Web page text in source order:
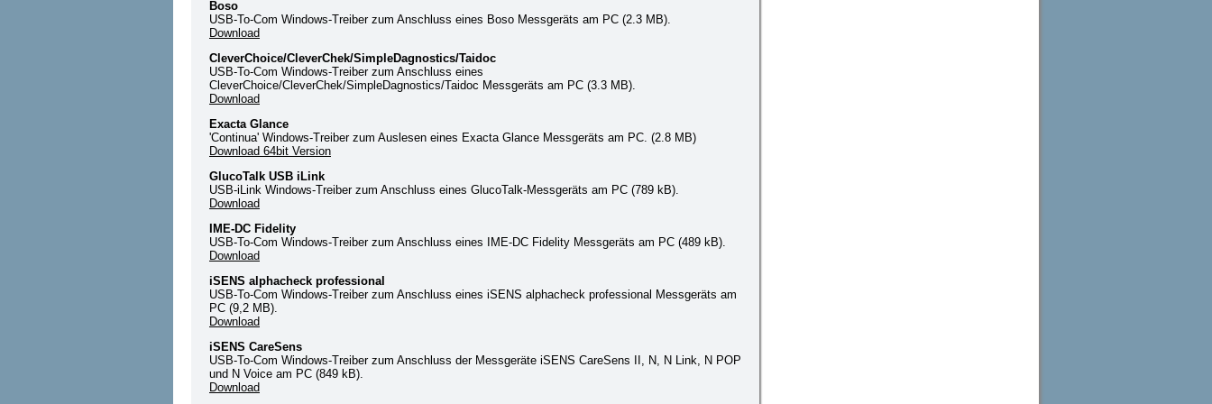
Boso
USB-To-Com Windows-Treiber zum Anschluss eines Boso Messgeräts am PC (2.3 MB).
Download
CleverChoice/CleverChek/SimpleDagnostics/Taidoc
USB-To-Com Windows-Treiber zum Anschluss eines
CleverChoice/CleverChek/SimpleDagnostics/Taidoc Messgeräts am PC (3.3 MB).
Download
Exacta Glance
'Continua' Windows-Treiber zum Auslesen eines Exacta Glance Messgeräts am PC. (2.8 MB)
Download 64bit Version
GlucoTalk USB iLink
USB-iLink Windows-Treiber zum Anschluss eines GlucoTalk-Messgeräts am PC (789 kB).
Download
IME-DC Fidelity
USB-To-Com Windows-Treiber zum Anschluss eines IME-DC Fidelity Messgeräts am PC (489 kB).
Download
iSENS alphacheck professional
USB-To-Com Windows-Treiber zum Anschluss eines iSENS alphacheck professional Messgeräts am
PC (9,2 MB).
Download
iSENS CareSens
USB-To-Com Windows-Treiber zum Anschluss der Messgeräte iSENS CareSens II, N, N Link, N POP
und N Voice am PC (849 kB).
Download